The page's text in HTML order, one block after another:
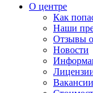
О центре
Как
Наши
Отзывы
Новости
Вакансии